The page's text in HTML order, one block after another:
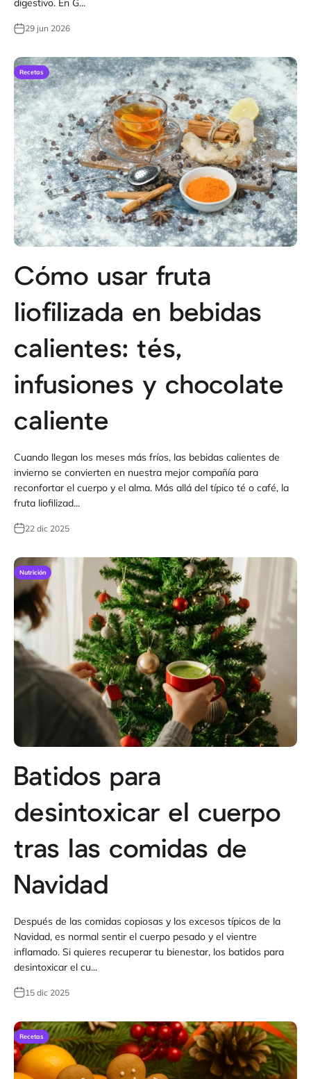
digestivo. En G...
29 jun 2026
Recetas
Cómo usar fruta
liofilizada en bebidas
calientes: tés,
infusiones y chocolate
caliente
Cuando llegan los meses más fríos, las bebidas calientes de
invierno se convierten en nuestra mejor compañía para
reconfortar el cuerpo y el alma. Más allá del típico té o café, la
fruta liofilizad...
22 dic 2025
Nutrición
Batidos para
desintoxicar el cuerpo
tras las comidas de
Navidad
Después de las comidas copiosas y los excesos típicos de la
Navidad, es normal sentir el cuerpo pesado y el vientre
inflamado. Si quieres recuperar tu bienestar, los batidos para
desintoxicar el cu...
15 dic 2025
Recetas